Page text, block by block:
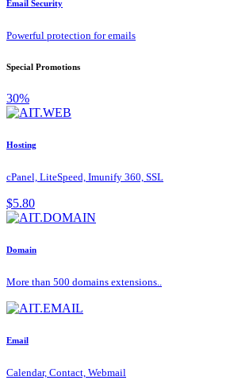
Email Security
Powerful protection for emails
Special Promotions
30%
Hosting
cPanel, LiteSpeed, Imunify 360, SSL
$5.80
Domain
More than 500 domains extensions..
Email
Calendar, Contact, Webmail